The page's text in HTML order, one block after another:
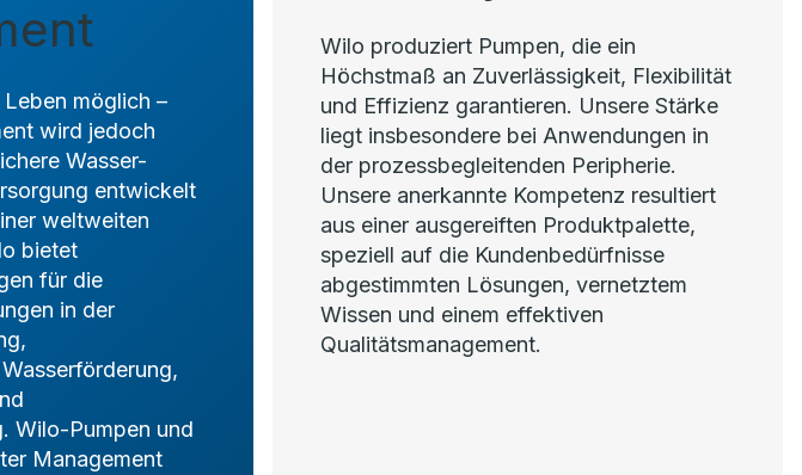
möglich –
wird jedoch
Wasser-
entwickelt
weltweiten
bietet
für die
in der
Wilo-Pumpen und
Management
Wilo produziert Pumpen, die ein
Höchstmaß an Zuverlässigkeit, Flexibilität
und Effizienz garantieren. Unsere Stärke
liegt insbesondere bei Anwendungen in
der prozessbegleitenden Peripherie.
Unsere anerkannte Kompetenz resultiert
aus einer ausgereiften Produktpalette,
speziell auf die Kundenbedürfnisse
abgestimmten Lösungen, vernetztem
Wissen und einem effektiven
Qualitätsmanagement.